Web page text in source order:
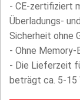
- CE-zertifiziert
Überladungs-
Sicherheit ohne
- Ohne
- Die Lieferzeit
beträgt ca. 5-15